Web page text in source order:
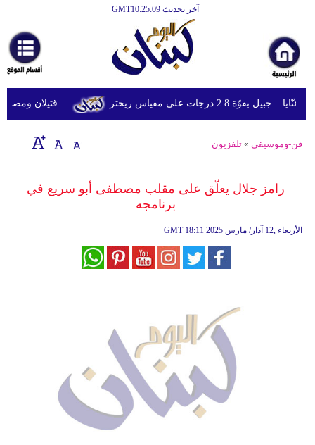
آخر تحديث GMT10:25:09
أخبارعاجلة
رياضة
ثقافة
إقتصاد
وموسيقى
قتيلان ومصابون جراء 14 غارة إسرائيلية على 2.8 درجات على مقياس ريختر
فن-وموسيقى »تلفزيون
رامز جلال يعلّق على مقلب مصطفى أبو سريع في
برنامجه
GMT 18:11 2025 الأربعاء ,12 آذار/ مارس